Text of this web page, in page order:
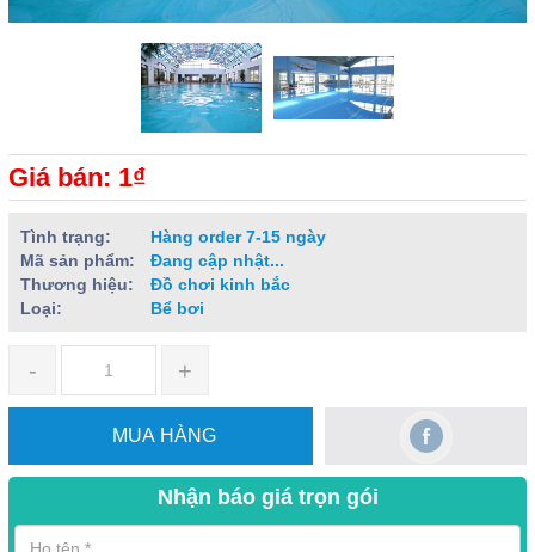
Giá bán: 1₫
Tình trạng:
Hàng order 7-15 ngày
Mã sản phẩm:
Đang cập nhật...
Thương hiệu:
Đồ chơi kinh bắc
Loại:
Bể bơi
- +
MUA HÀNG
Nhận báo giá trọn gói